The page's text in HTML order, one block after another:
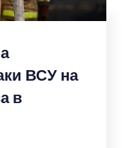
ВСУ на
в